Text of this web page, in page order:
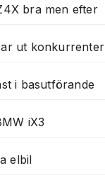
bra men efter
ut konkurrenter
i basutförande
iX3
elbil